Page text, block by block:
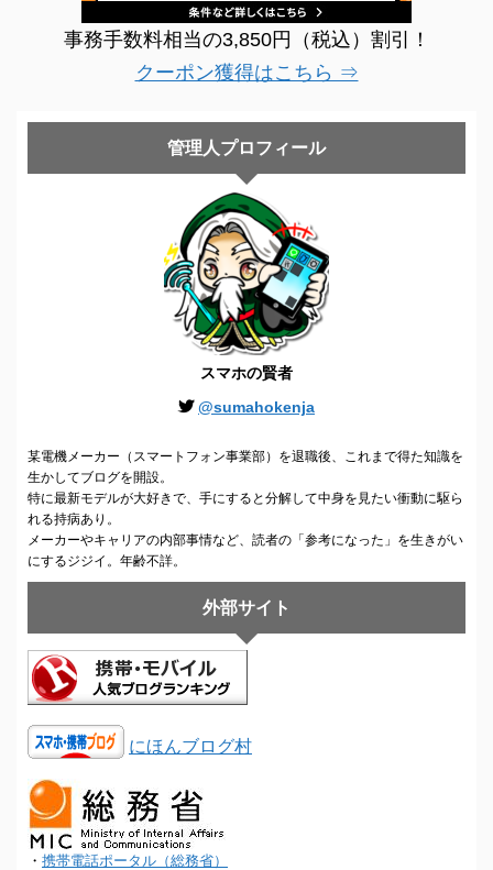
事務手数料相当の3,850円（税込）割引！
クーポン獲得はこちら ⇒
管理人プロフィール
スマホの賢者
@sumahokenja
某電機メーカー（スマートフォン事業部）を退職後、これまで得た知識を
生かしてブログを開設。
特に最新モデルが大好きで、手にすると分解して中身を見たい衝動に駆ら
れる持病あり。
メーカーやキャリアの内部事情など、読者の「参考になった」を生きがい
にするジジイ。年齢不詳。
外部サイト
にほんブログ村
・ 携帯電話ポータル（総務省）